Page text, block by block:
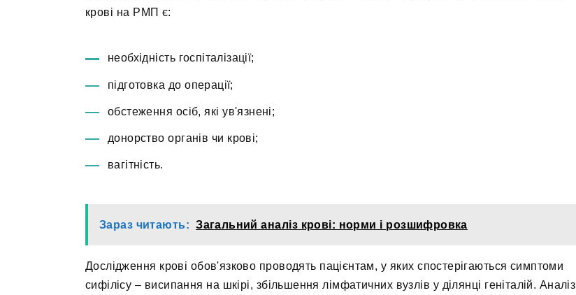
крові на РМП є:
необхідність госпіталізації;
підготовка до операції;
обстеження осіб, які ув'язнені;
донорство органів чи крові;
вагітність.
Зараз читають: Загальний аналіз крові: норми і розшифровка
Дослідження крові обов'язково проводять пацієнтам, у яких спостерігаються симптоми
сифілісу – висипання на шкірі, збільшення лімфатичних вузлів у ділянці геніталій. Аналіз